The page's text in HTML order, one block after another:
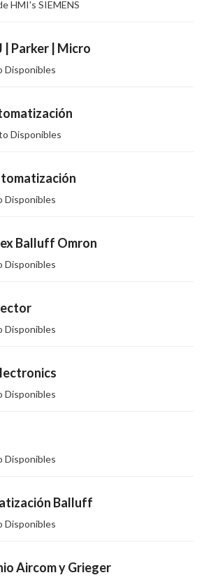
HMI's SIEMENS
| Parker | Micro
Disponibles
Disponibles
Disponibles
Balluff Omron
Disponibles
Disponibles
Disponibles
Disponibles
Balluff
Disponibles
Aircom y Grieger